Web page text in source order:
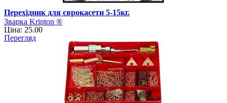
Перехідник для єврокасети 5-15кг.
Зварка Kripton ®
Ціна: 25.00
Перегляд